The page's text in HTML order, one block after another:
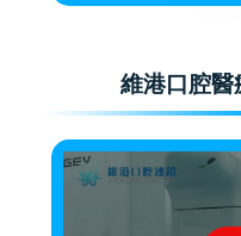
維港口腔醫